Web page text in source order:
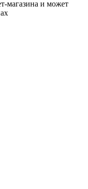
магазина и может